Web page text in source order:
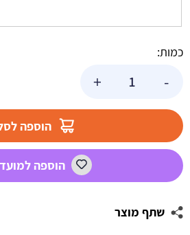
כמות:
-
-
תל
+
הוספה
הוספה
שתף מוצר